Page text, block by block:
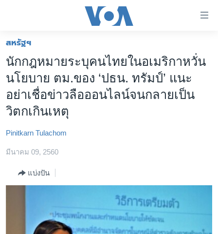
ต่อ
ข้าม
ไป
เนื้อหา
หลัก
ข้าม
หน้า
ข้าม
โลก
เอเชีย
สหรัฐฯ
ธุรกิจ
วิทยาศาสตร์
สังคมและสุขภาพ
ตรวจสอบข่าว
เรียนรู้ภาษาอังกฤษ
สหรัฐฯ
นักกฎหมายระบุคนไทยในอเมริกาหวั่น
นโยบาย ตม.ของ ‘ปธน. ทรัมป์’ แนะ
อย่าเชื่อข่าวลือออนไลน์จนกลายเป็น
วิตกเกินเหตุ
Pinitkarn Tulachom
มีนาคม 09, 2560
แบ่งปัน